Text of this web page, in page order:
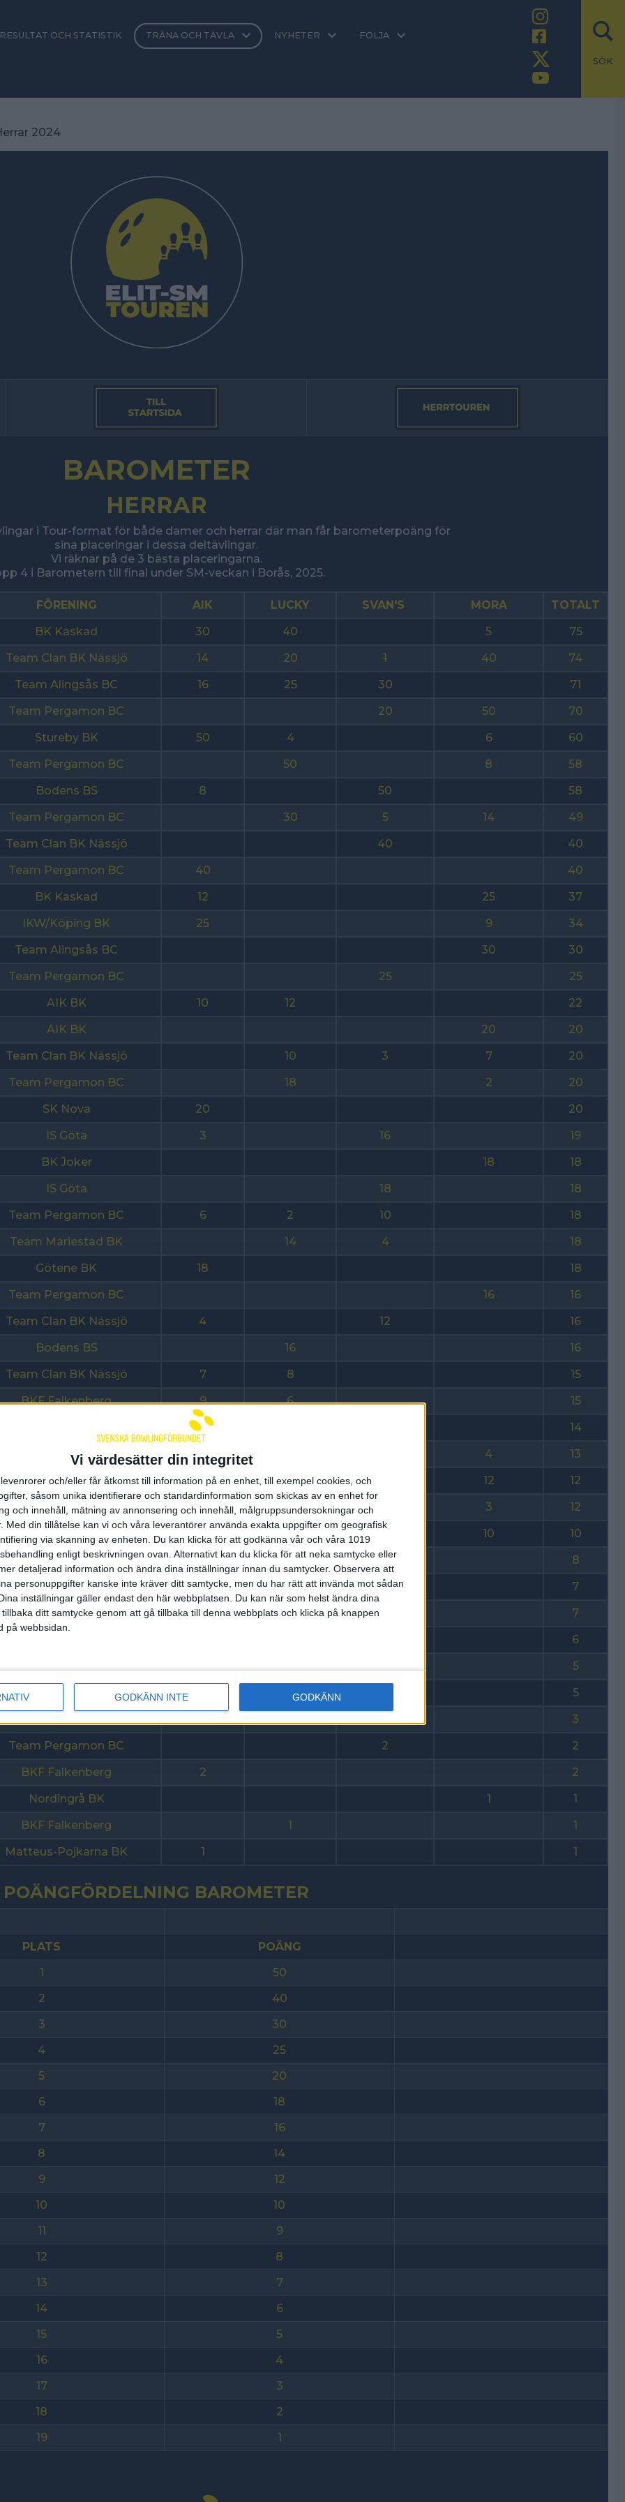
Vi värdesätter din integritet
och/eller får åtkomst till information på en enhet, till exempel cookies, och
såsom unika identifierare och standardinformation som skickas av en enhet for
och innehåll, mätning av annonsering och innehåll, målgruppsundersokningar och
Med din tillåtelse kan vi och våra leverantörer använda exakta uppgifter om geografisk
via skanning av enheten. Du kan klicka för att godkänna vår och våra 1019
enligt beskrivningen ovan. Alternativt kan du klicka för att neka samtycke eller
detaljerad information och ändra dina inställningar innan du samtycker. Observera att
personuppgifter kanske inte kräver ditt samtycke, men du har rätt att invända mot sådan
inställningar gäller endast den här webbplatsen. Du kan när som helst ändra dina
ditt samtycke genom att gå tillbaka till denna webbplats och klicka på knappen
på webbsidan.
GODKÄNN INTE GODKÄNN
RESULTAT OCH STATISTIK TRÄNA OCH TÄVLA NYHETER FÖLJA
SÖK
2024
BAROMETER
HERRAR
i Tour-format för både damer och herrar där man får barometerpoäng för
sina placeringar i dessa deltävlingar.
Vi räknar på de 3 bästa placeringarna.
4 i Barometern till final under SM-veckan i Borås, 2025.
FÖRENING AIK LUCKY SVAN'S MORA
TOTALT
BK Kaskad 30 40 5
75
Team Clan BK Nässjö 14 20 1 40
74
Team Alingsås BC 16 25 30
71
Team Pergamon BC 20 50
70
Stureby BK 50 4 6
60
Team Pergamon BC 50 8
58
Bodens BS 8 50
58
Team Pergamon BC 30 5 14
49
Team Clan BK Nässjö 40
40
Team Pergamon BC 40
40
BK Kaskad 12 25
37
IKW/Köping BK 25 9
34
Team Alingsås BC 30
30
Team Pergamon BC 25
25
AIK BK 10 12
22
AIK BK 20
20
Team Clan BK Nässjö 10 3 7
20
Team Pergamon BC 18 2
20
SK Nova 20
20
IS Göta 3 16
19
BK Joker 18
18
IS Göta 18
18
Team Pergamon BC 6 2 10
18
Team Mariestad BK 14 4
18
Götene BK 18
18
Team Pergamon BC 16
16
Team Clan BK Nässjö 4 12
16
Bodens BS 16
16
Team Clan BK Nässjö 7 8
15
BKF Falkenberg 9 6
15
14
Team Clan BK Nässjö 4
13
Team Clan BK 12
12
Team Clan BK Nässjö 9 3
12
Team Pergamon BC 10
10
Team Mariestad BK 8
8
IS Göta 7
7
Sundbybergs IK 7
7
6
5
BKF Falkenberg
5
3
Team Pergamon BC 2
2
BKF Falkenberg 2
2
Nordingrå BK 1
1
BKF Falkenberg 1
1
Matteus-Pojkarna BK 1 1
POÄNGFÖRDELNING BAROMETER
PLATS
POÄNG
1
50
2
40
3
30
4
25
5
20
6
18
7
16
8
14
9
12
10
10
11
9
12
8
13
7
14
6
15
5
16
4
17
3
18
2
19
1